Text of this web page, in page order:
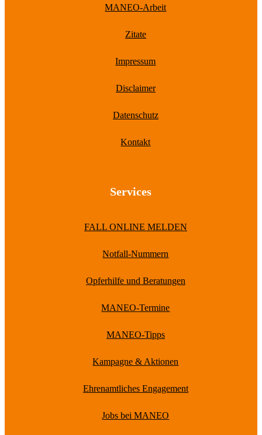
MANEO-Arbeit
Zitate
Impressum
Disclaimer
Datenschutz
Kontakt
Services
FALL ONLINE MELDEN
Notfall-Nummern
Opferhilfe und Beratungen
MANEO-Termine
MANEO-Tipps
Kampagne & Aktionen
Ehrenamtliches Engagement
Jobs bei MANEO